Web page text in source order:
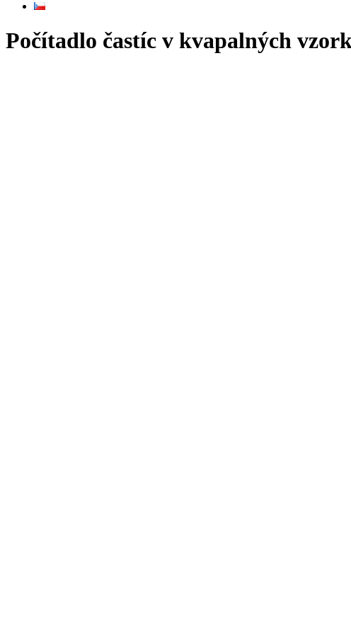
Počítadlo častíc v kvapalných